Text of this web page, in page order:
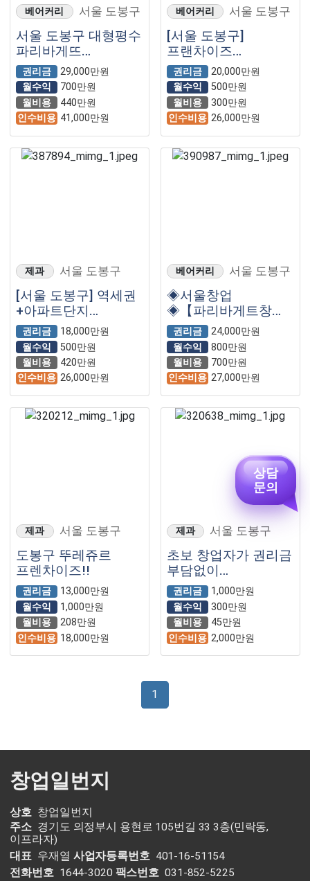
베어커리 서울 도봉구
서울 도봉구 대형평수
파리바게뜨
매장입니다
권리금
29,000만원
월수익
700만원
월비용
440만원
인수비용 41,000만원
베어커리 서울 도봉구
[서울 도봉구]
프랜차이즈
베이커리!!
권리금
20,000만원
월수익
500만원
월비용
300만원
인수비용 26,000만원
제과 서울 도봉구
[서울 도봉구] 역세권
+아파트단지
둘러싸인
파리바게트매물!!
권리금
18,000만원
월수익
500만원
월비용
420만원
인수비용 26,000만원
베어커리 서울 도봉구
◈서울창업
◈【파리바게트창업
】【풀오토매장】◈
초보◈고수익◈여자
◈창업◈
권리금
24,000만원
월수익
800만원
월비용
700만원
인수비용 27,000만원
제과 서울 도봉구
도봉구 뚜레쥬르
프렌차이즈!!
권리금
13,000만원
월수익
1,000만원
월비용
208만원
인수비용 18,000만원
제과 서울 도봉구
초보 창업자가 권리금
부담없이
운영할수있는
베이커리 입니다
권리금
1,000만원
월수익
300만원
월비용
45만원
인수비용 2,000만원
1
창업일번지
상호 창업일번지
주소 경기도 의정부시 용현로 105번길 33 3층(민락동,
이프라자)
대표 우재열 사업자등록번호 401-16-51154
전화번호 1644-3020 팩스번호 031-852-5225
상담
문의